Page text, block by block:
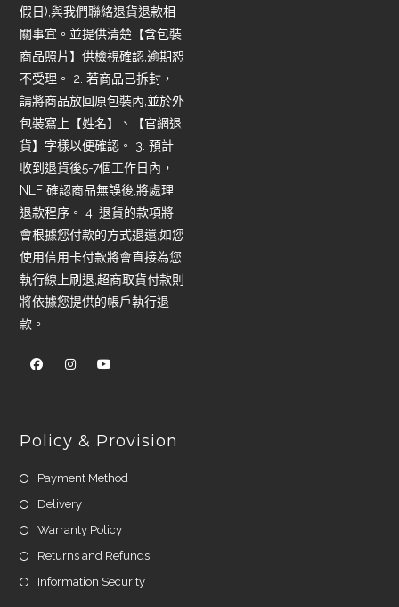
假日),與我們聯絡退貨退款相
關事宜。並提供清楚【含包裝
商品照片】供檢視確認,逾期恕
不受理。 2. 若商品已拆封，
請將商品放回原包裝內,並於外
包裝寫上【姓名】、【官網退
貨】字樣以便確認。 3. 預計
收到退貨後5-7個工作日內，
NLF 確認商品無誤後,將處理
退款程序。 4. 退貨的款項將
會根據您付款的方式退還,如您
使用信用卡付款將會直接為您
執行線上刷退,超商取貨付款則
將依據您提供的帳戶執行退
款。
Policy & Provision
Payment Method
Delivery
Warranty Policy
Returns and Refunds
Information Security